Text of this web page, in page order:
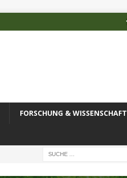
FORSCHUNG & WISSENSCHAFT